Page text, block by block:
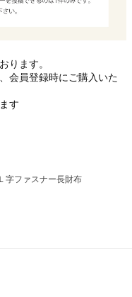
ります。
会員登録時にご購入いた
す
Ｌ字ファスナー長財布